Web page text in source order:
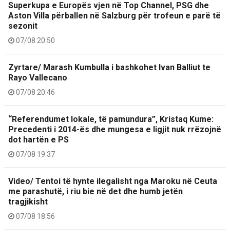
Superkupa e Europës vjen në Top Channel, PSG dhe
Aston Villa përballen në Salzburg për trofeun e parë të
sezonit
07/08 20:50
Zyrtare/ Marash Kumbulla i bashkohet Ivan Balliut te
Rayo Vallecano
07/08 20:46
“Referendumet lokale, të pamundura”, Kristaq Kume:
Precedenti i 2014-ës dhe mungesa e ligjit nuk rrëzojnë
dot hartën e PS
07/08 19:37
Video/ Tentoi të hynte ilegalisht nga Maroku në Ceuta
me parashutë, i riu bie në det dhe humb jetën
tragjikisht
07/08 18:56